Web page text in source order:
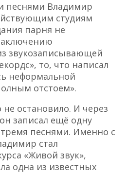
песнями Владимир
студиям
парня не
звукозаписывающей
то, что написал
неформальной
отстоем».
остановило. И через
записал ещё одну
песнями. Именно с
стал
«Живой звук»,
одна из известных